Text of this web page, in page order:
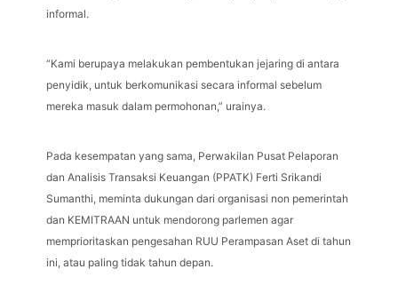
informal.
“Kami berupaya melakukan pembentukan jejaring di antara
penyidik, untuk berkomunikasi secara informal sebelum
mereka masuk dalam permohonan,” urainya.
Pada kesempatan yang sama, Perwakilan Pusat Pelaporan
dan Analisis Transaksi Keuangan (PPATK) Ferti Srikandi
Sumanthi, meminta dukungan dari organisasi non pemerintah
dan KEMITRAAN untuk mendorong parlemen agar
memprioritaskan pengesahan RUU Perampasan Aset di tahun
ini, atau paling tidak tahun depan.